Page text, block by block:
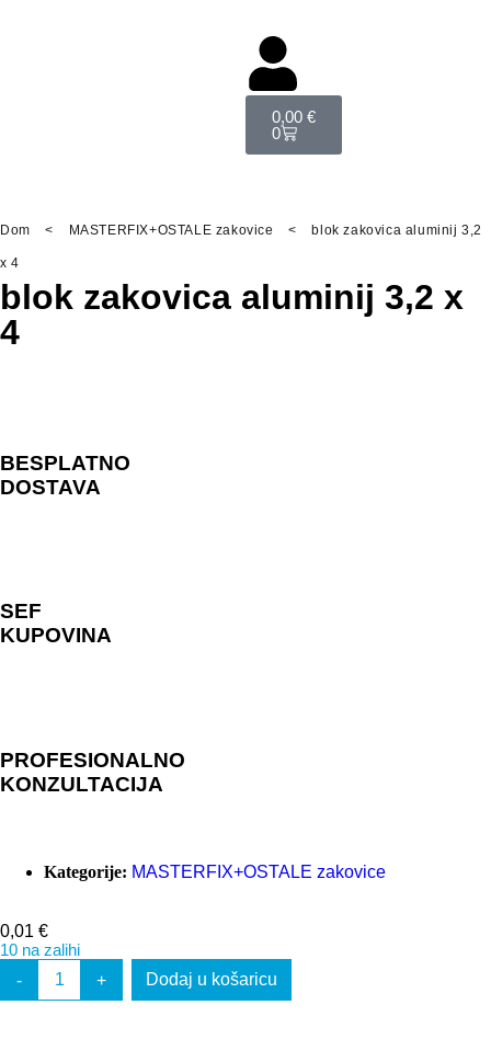
0,00 €
0
Dom < MASTERFIX+OSTALE zakovice < blok zakovica aluminij 3,2
x 4
blok zakovica aluminij 3,2 x
4
BESPLATNO
DOSTAVA
SEF
KUPOVINA
PROFESIONALNO
KONZULTACIJA
Kategorije: MASTERFIX+OSTALE zakovice
0,01 €
10 na zalihi
- + Dodaj u košaricu